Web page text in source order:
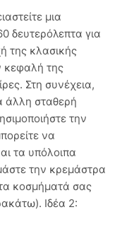
μια
δευτερόλεπτα για
της κλασικής
κεφαλή της
Στη συνέχεια,
άλλη σταθερή
την
να
τα υπόλοιπα
την κρεμάστρα
κοσμήματά σας
Ιδέα 2: